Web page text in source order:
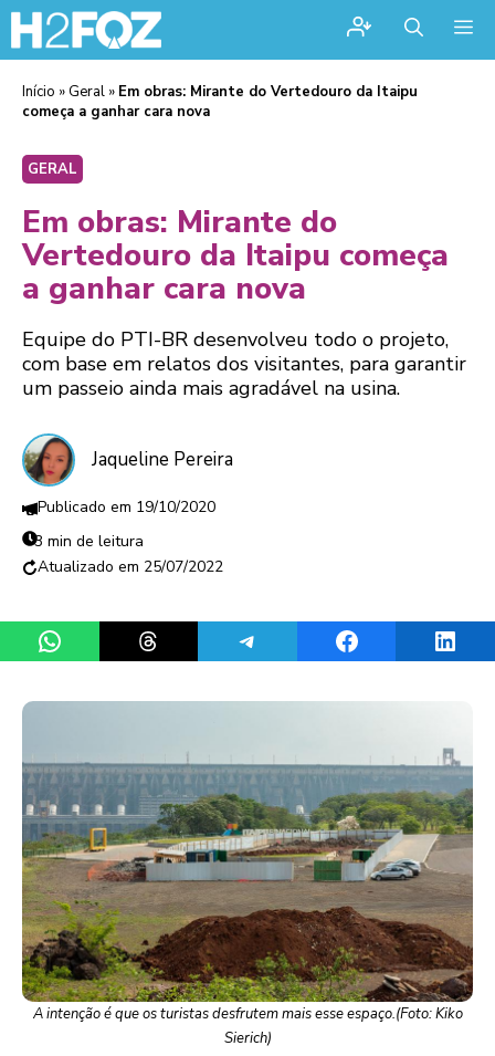
Início » Geral » Em obras: Mirante do Vertedouro da Itaipu
começa a ganhar cara nova
GERAL
Em obras: Mirante do
Vertedouro da Itaipu começa
a ganhar cara nova
Equipe do PTI-BR desenvolveu todo o projeto,
com base em relatos dos visitantes, para garantir
um passeio ainda mais agradável na usina.
Jaqueline Pereira
19/10/2020
3 min de leitura
25/07/2022
Share on WhatsAppShare on ThreadsShare on TelegramShare on Facebook
A intenção é que os turistas desfrutem mais esse espaço.(Foto: Kiko
Sierich)